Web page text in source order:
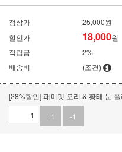
정상가
25,000원
할인가
18,000원
적립금
2%
배송비
(조건)
[28%할인] 패미펫 오리 & 황태 눈
+1
-1